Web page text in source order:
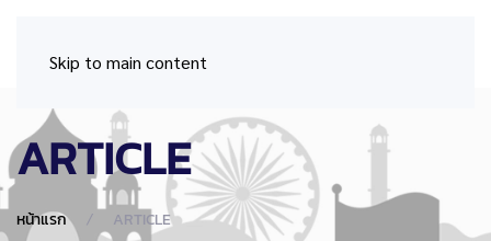
Skip to main content
ARTICLE
หน้าแรก ARTICLE